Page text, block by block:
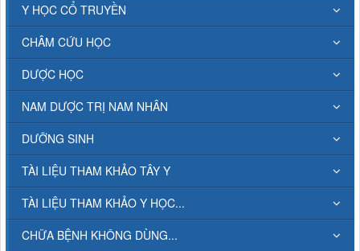
Y HỌC CỔ TRUYỀN
CHÂM CỨU HỌC
DƯỢC HỌC
NAM DƯỢC TRỊ NAM NHÂN
DƯỠNG SINH
TÀI LIỆU THAM KHẢO TÂY Y
TÀI LIỆU THAM KHẢO Y HỌC...
CHỮA BỆNH KHÔNG DÙNG...